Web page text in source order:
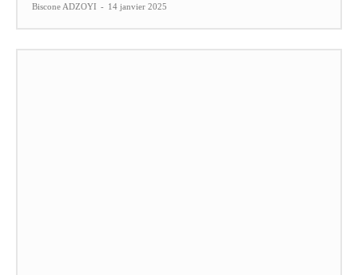
Biscone ADZOYI - 14 janvier 2025